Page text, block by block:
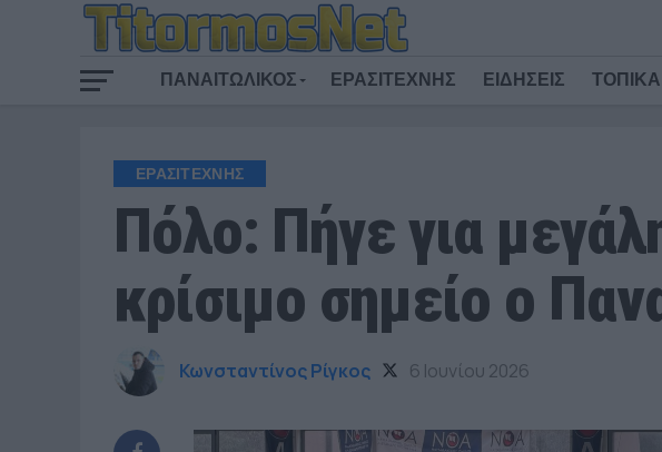
ΠΑΝΑΙΤΩΛΙΚΟΣ ΕΡΑΣΙΤΕΧΝΗΣ ΕΙΔΗΣΕΙΣ ΤΟΠΙΚΑ
ΕΡΑΣΙΤΕΧΝΗΣ
Πόλο: Πήγε για
κρίσιμο σημείο ο
Κωνσταντίνος Ρίγκος 6 Ιουνίου 2026